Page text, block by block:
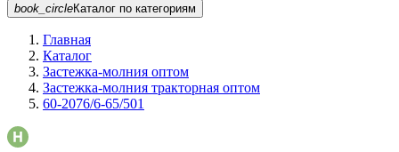
book_circleКаталог по категориям
Главная
Каталог
Застежка-молния оптом
Застежка-молния тракторная оптом
60-2076/6-65/501